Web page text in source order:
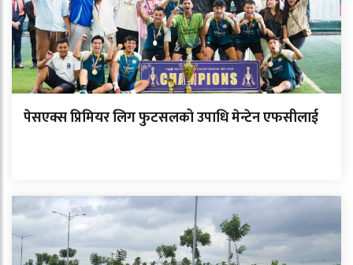
पेसएक्स प्रिमियर लिग फुटसलको उपाधि मेन्टेन एफसीलाई